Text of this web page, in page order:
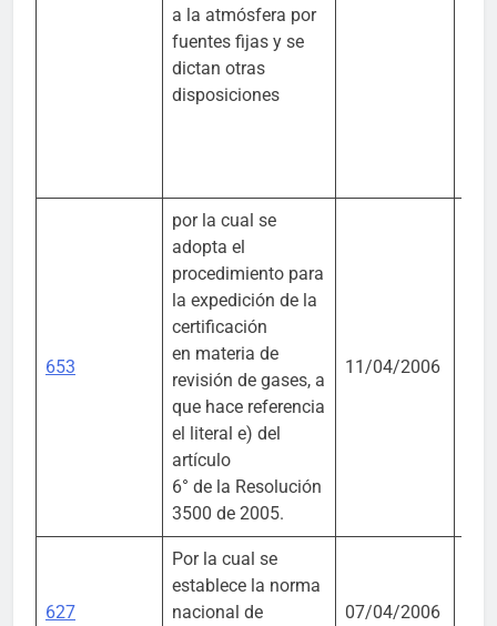
a la atmósfera por
fuentes fijas y se
dictan otras
disposiciones
653
por la cual se
adopta el
procedimiento para
la expedición de la
certificación
en materia de
revisión de gases, a
que hace referencia
el literal e) del
artículo
6° de la Resolución
3500 de 2005.
11/04/2006
627
Por la cual se
establece la norma
nacional de
07/04/2006